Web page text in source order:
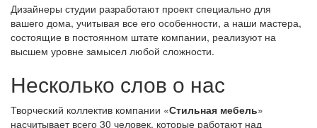
Дизайнеры студии разработают проект специально для
вашего дома, учитывая все его особенности, а наши мастера,
состоящие в постоянном штате компании, реализуют на
высшем уровне замысел любой сложности.
Несколько слов о нас
Творческий коллектив компании «Стильная мебель»
насчитывает всего 30 человек, которые работают над